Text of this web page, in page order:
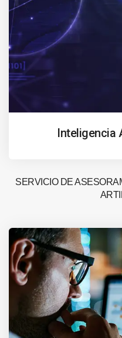
Inteligencia
SERVICIO DE